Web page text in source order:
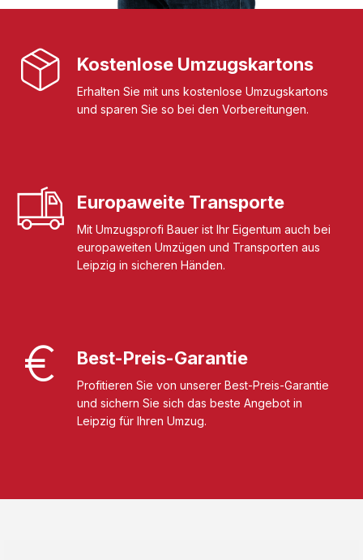
Kostenlose Umzugskartons
Erhalten Sie mit uns kostenlose Umzugskartons
und sparen Sie so bei den Vorbereitungen.
Europaweite Transporte
Mit Umzugsprofi Bauer ist Ihr Eigentum auch bei
europaweiten Umzügen und Transporten aus
Leipzig in sicheren Händen.
Best-Preis-Garantie
Profitieren Sie von unserer Best-Preis-Garantie
und sichern Sie sich das beste Angebot in
Leipzig für Ihren Umzug.